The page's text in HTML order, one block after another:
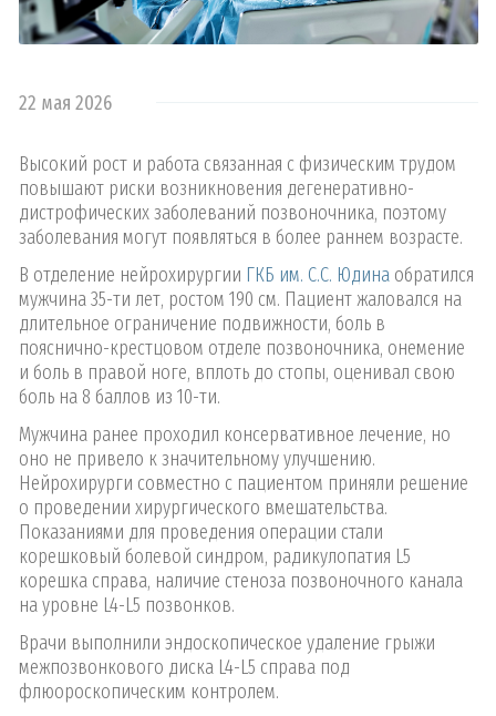
22 мая 2026
Высокий рост и работа связанная с физическим трудом
повышают риски возникновения дегенеративно-
дистрофических заболеваний позвоночника, поэтому
заболевания могут появляться в более раннем возрасте.
В отделение нейрохирургии ГКБ им. С.С. Юдина обратился
мужчина 35-ти лет, ростом 190 см. Пациент жаловался на
длительное ограничение подвижности, боль в
пояснично-крестцовом отделе позвоночника, онемение
и боль в правой ноге, вплоть до стопы, оценивал свою
боль на 8 баллов из 10-ти.
Мужчина ранее проходил консервативное лечение, но
оно не привело к значительному улучшению.
Нейрохирурги совместно с пациентом приняли решение
о проведении хирургического вмешательства.
Показаниями для проведения операции стали
корешковый болевой синдром, радикулопатия L5
корешка справа, наличие стеноза позвоночного канала
на уровне L4-L5 позвонков.
Врачи выполнили эндоскопическое удаление грыжи
межпозвонкового диска L4-L5 справа под
флюороскопическим контролем.